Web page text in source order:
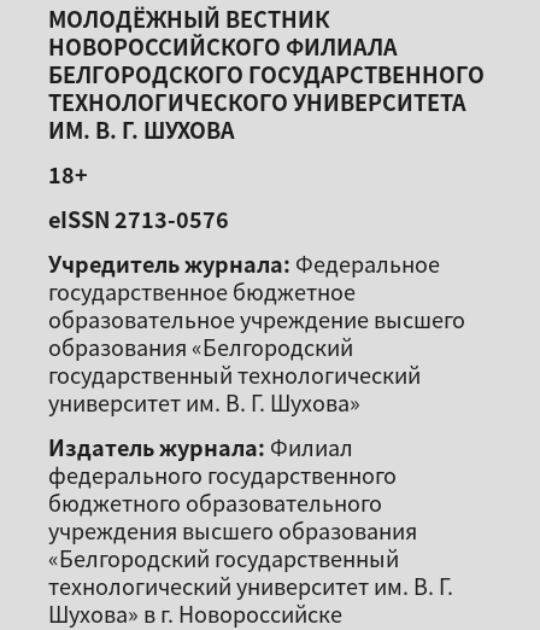
МОЛОДЁЖНЫЙ ВЕСТНИК
НОВОРОССИЙСКОГО ФИЛИАЛА
БЕЛГОРОДСКОГО ГОСУДАРСТВЕННОГО
ТЕХНОЛОГИЧЕСКОГО УНИВЕРСИТЕТА
ИМ. В. Г. ШУХОВА
18+
eISSN 2713-0576
Учредитель журнала: Федеральное
государственное бюджетное
образовательное учреждение высшего
образования «Белгородский
государственный технологический
университет им. В. Г. Шухова»
Издатель журнала: Филиал
федерального государственного
бюджетного образовательного
учреждения высшего образования
«Белгородский государственный
технологический университет им. В. Г.
Шухова» в г. Новороссийске